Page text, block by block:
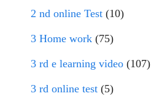
2 nd online Test (10)
3 Home work (75)
3 rd e learning video (107)
3 rd online test (5)